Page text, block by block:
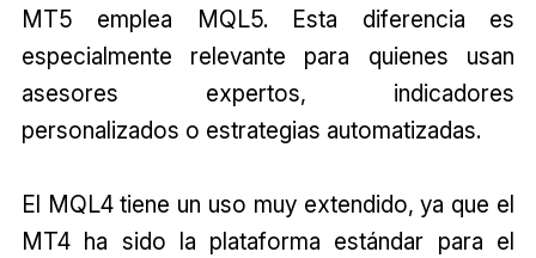
MT5 emplea MQL5. Esta diferencia es
especialmente relevante para quienes usan
asesores expertos, indicadores
personalizados o estrategias automatizadas.
El MQL4 tiene un uso muy extendido, ya que el
MT4 ha sido la plataforma estándar para el